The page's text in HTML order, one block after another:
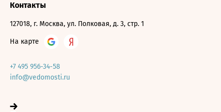
Контакты
127018, г. Москва, ул. Полковая, д. 3, стр. 1
На карте
+7 495 956-34-58
info@vedomosti.ru